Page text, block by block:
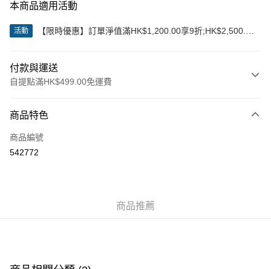
本商品適用活動
活動
【限時優惠】訂單淨值滿HK$1,200.00享9折;HK$2,500.00
付款與運送
自提點滿HK$499.00免運費
信用卡
Apple Pay
商品特色
商品編號
542772
商品推薦